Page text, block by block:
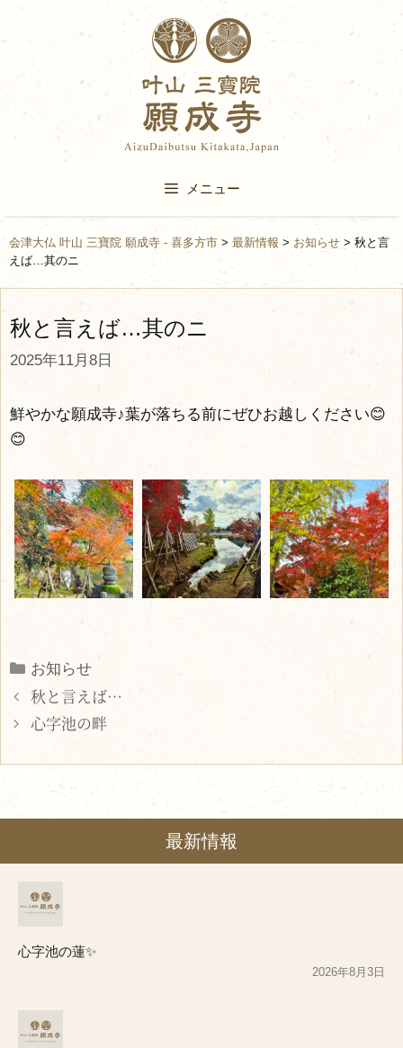
to
content
メニュー
会津大仏 叶山 三寶院 願成寺 - 喜多方市 > 最新情報 > お知らせ > 秋と言
えば…其のニ
秋と言えば…其のニ
2025年11月8日
鮮やかな願成寺♪葉が落ちる前にぜひお越しください😊
😊
Categories
お知らせ
秋と言えば…
心字池の畔
最新情報
心字池の蓮✨
2026年8月3日